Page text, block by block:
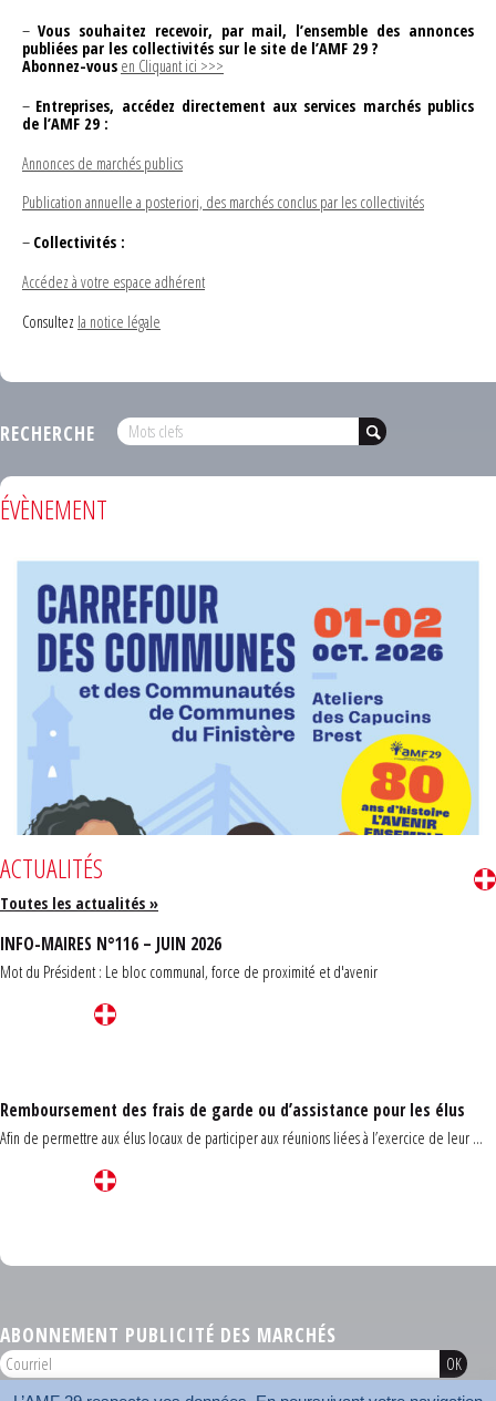
– Vous souhaitez recevoir, par mail, l’ensemble des annonces
publiées par les collectivités sur le site de l’AMF 29 ?
Abonnez-vous en Cliquant ici >>>
– Entreprises, accédez directement aux services marchés publics
de l’AMF 29 :
Annonces de marchés publics
Publication annuelle a posteriori, des marchés conclus par les collectivités
– Collectivités :
Accédez à votre espace adhérent
Consultez la notice légale
RECHERCHE
ÉVÈNEMENT
ACTUALITÉS
Toutes les actualités »
INFO-MAIRES N°116 – JUIN 2026
Mot du Président : Le bloc communal, force de proximité et d'avenir
Remboursement des frais de garde ou d’assistance pour les élus
Afin de permettre aux élus locaux de participer aux réunions liées à l’exercice de leur ...
ABONNEMENT PUBLICITÉ DES MARCHÉS